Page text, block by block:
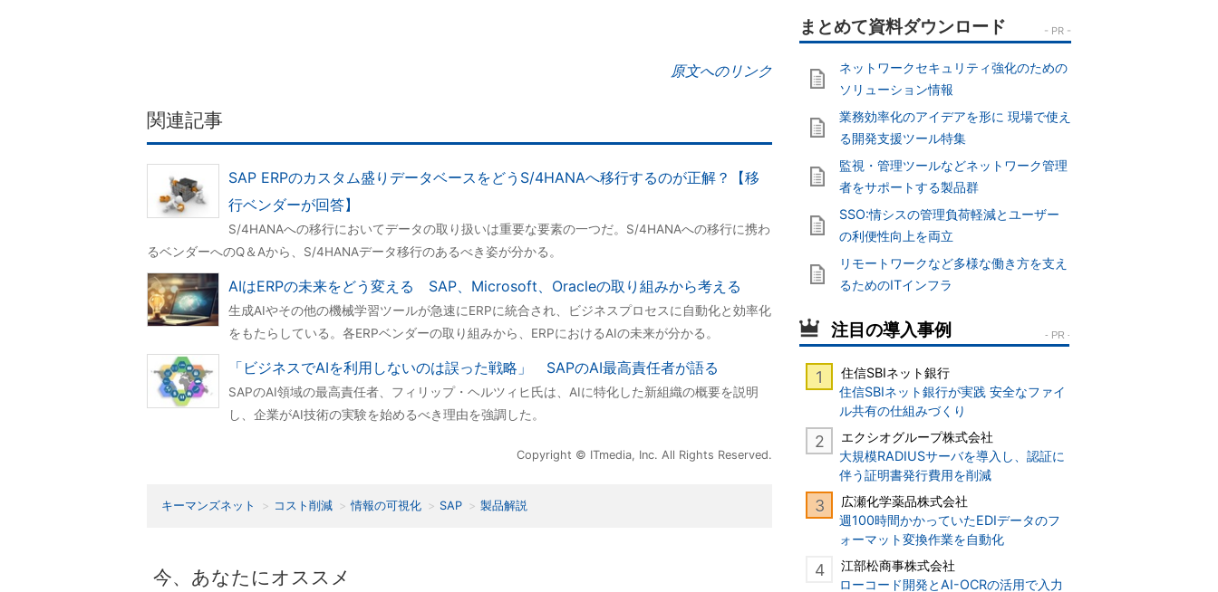
原文へのリンク
関連記事
SAP ERPのカスタム盛りデータベースをどうS/4HANAへ移行するのが正解？【移
行ベンダーが回答】
S/4HANAへの移行においてデータの取り扱いは重要な要素の一つだ。S/4HANAへの移行に携わ
るベンダーへのQ＆Aから、S/4HANAデータ移行のあるべき姿が分かる。
AIはERPの未来をどう変える SAP、Microsoft、Oracleの取り組みから考える
生成AIやその他の機械学習ツールが急速にERPに統合され、ビジネスプロセスに自動化と効率化
をもたらしている。各ERPベンダーの取り組みから、ERPにおけるAIの未来が分かる。
「ビジネスでAIを利用しないのは誤った戦略」 SAPのAI最高責任者が語る
SAPのAI領域の最高責任者、フィリップ・ヘルツィヒ氏は、AIに特化した新組織の概要を説明
し、企業がAI技術の実験を始めるべき理由を強調した。
Copyright © ITmedia, Inc. All Rights Reserved.
キーマンズネット コスト削減 情報の可視化 SAP 製品解説
ネットワークセキュリティ強化のための
ソリューション情報
業務効率化のアイデアを形に 現場で使え
る開発支援ツール特集
監視・管理ツールなどネットワーク管理
者をサポートする製品群
SSO:情シスの管理負荷軽減とユーザー
の利便性向上を両立
リモートワークなど多様な働き方を支え
るためのITインフラ